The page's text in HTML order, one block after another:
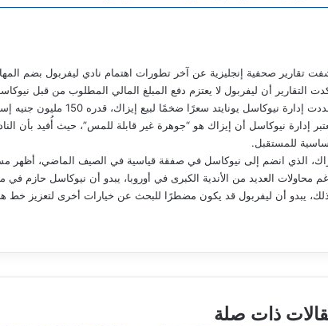
تقارير صحفية إنجليزية عن آخر تطورات اهتمام نادي ليفربول بضم
التقارير أن ليفربول لا يعتزم دفع المبلغ المالي المطلوب من قبل
نيوكاسل يونايتد سعرًا ضخمًا لبيع إيزاك، قدره 150 مليون جنيه إسترليني، وذلك في محاولة لإبعاد الأندية عن المهاجم الشاب.
إدارة نيوكاسل أن إيزاك هو “جوهرة غير قابلة للمس”، حيث أُفيد بأن
للمستقبل.
الذي انضم إلى نيوكاسل في صفقة قياسية في الصيف الماضي، أظهر
محاولات العديد من الأندية الكبرى في أوروبا، يبدو أن نيوكاسل حازم
يبدو أن ليفربول قد يكون مضطرًا للبحث عن خيارات أخرى لتعزيز
ذات صلة